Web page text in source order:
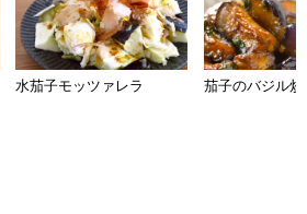
水茄子モッツァレラ 茄子のバジル炒